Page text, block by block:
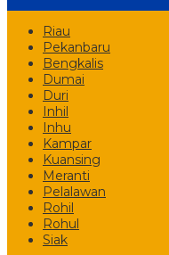
Riau
Pekanbaru
Bengkalis
Dumai
Duri
Inhil
Inhu
Kampar
Kuansing
Meranti
Pelalawan
Rohil
Rohul
Siak